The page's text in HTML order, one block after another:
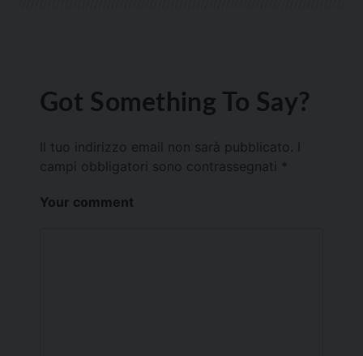
Got Something To Say?
Il tuo indirizzo email non sarà pubblicato.
campi obbligatori sono contrassegnati *
Your comment